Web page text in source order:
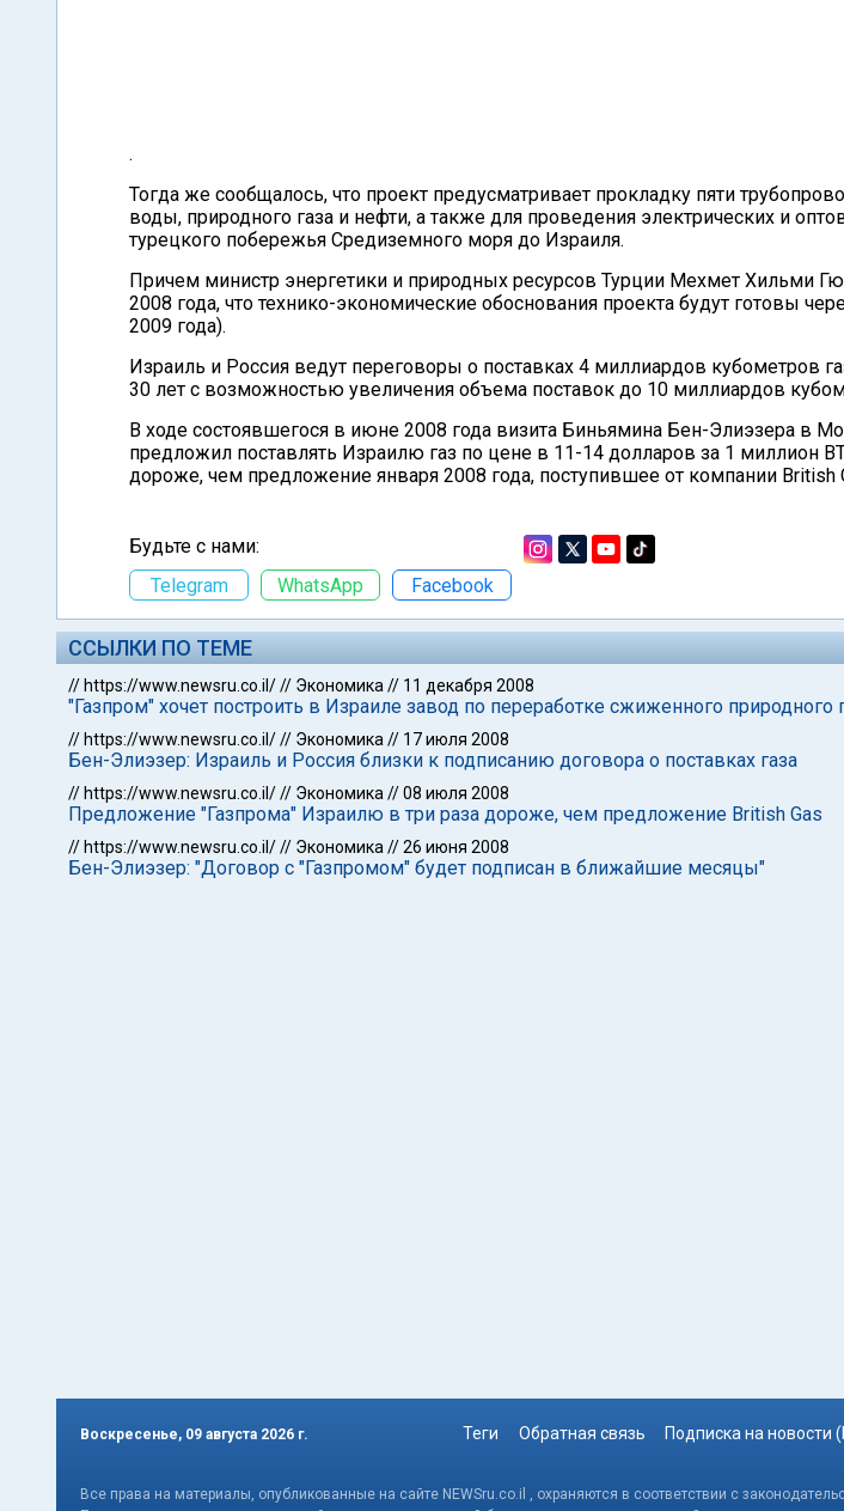
.
Тогда же сообщалось, что проект предусматривает прокладку пяти
воды, природного газа и нефти, а также для проведения электрических и
турецкого побережья Средиземного моря до Израиля.
Причем министр энергетики и природных ресурсов Турции Мехмет Хильми
2008 года, что технико-экономические обоснования проекта будут готовы
2009 года).
Израиль и Россия ведут переговоры о поставках 4 миллиардов кубометров
30 лет с возможностью увеличения объема поставок до 10 миллиардов
В ходе состоявшегося в июне 2008 года визита Биньямина Бен-Элиэзера в
предложил поставлять Израилю газ по цене в 11-14 долларов за 1 миллион
дороже, чем предложение января 2008 года, поступившее от компании British
Будьте с нами:
Telegram
WhatsApp Facebook
ССЫЛКИ ПО ТЕМЕ
// https://www.newsru.co.il/// Экономика // 11 декабря 2008
"Газпром" хочет построить в Израиле завод по переработке сжиженного природного
// https://www.newsru.co.il/// Экономика // 17 июля 2008
Бен-Элиэзер: Израиль и Россия близки к подписанию договора о поставках газа
// https://www.newsru.co.il/// Экономика //08 июля 2008
Предложение "Газпрома" Израилю в три раза дороже, чем предложение British Gas
// https://www.newsru.co.il/// Экономика //26 июня 2008
Бен-Элиэзер: "Договор с "Газпромом" будет подписан в ближайшие месяцы"
Воскресенье, 09 августа 2026 г. Теги Обратная связь Подписка на новости
Все права на материалы, опубликованные на сайте NEWSru.co.il , охраняются в соответствии с